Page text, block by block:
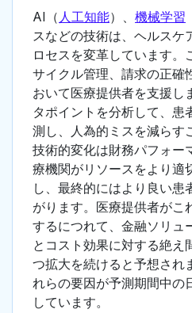
AI（ 人工知能）、 機械学習
スなどの技術は、ヘルスケ
ロセスを変革しています。
サイクル管理、請求の正確
おいて医療提供者を支援し
タポイントを分析して、患
測し、人為的ミスを減らす
技術的変化は財務パフォー
療機関がリソースをより適
し、最終的にはより良い患
がります。医療提供者がこ
するにつれて、金融ソリュ
とコスト効果に対する絶え
つ拡大を続けると予想され
れらの要因が予測期間中の
しています。